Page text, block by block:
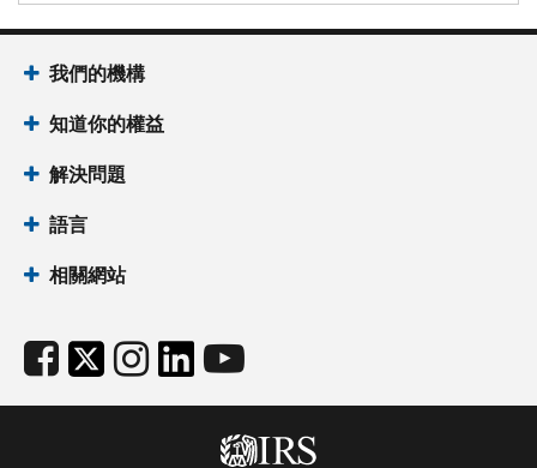
我們的機構
知道你的權益
解決問題
語言
相關網站